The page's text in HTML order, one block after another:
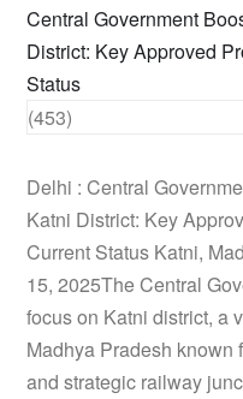
Central Government
District: Key Approved
Status
(453)
Delhi : Central
Katni District: Key
Current Status Katni,
15, 2025The Central
focus on Katni district, a
Madhya Pradesh known
and strategic railway